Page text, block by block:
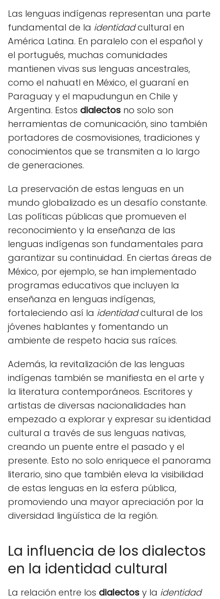
Las lenguas indígenas representan una parte
fundamental de la identidadcultural en
América Latina. En paralelo con el español y
el portugués, muchas comunidades
mantienen vivas sus lenguas ancestrales,
como el nahuatl en México, el guaraní en
Paraguay y el mapudungun en Chile y
Argentina. Estos dialectos no solo son
herramientas de comunicación, sino también
portadores de cosmovisiones, tradiciones y
conocimientos que se transmiten a lo largo
de generaciones.
La preservación de estas lenguas en un
mundo globalizado es un desafío constante.
Las políticas públicas que promueven el
reconocimiento y la enseñanza de las
lenguas indígenas son fundamentales para
garantizar su continuidad. En ciertas áreas de
México, por ejemplo, se han implementado
programas educativos que incluyen la
enseñanza en lenguas indígenas,
fortaleciendo así la identidadcultural de los
jóvenes hablantes y fomentando un
ambiente de respeto hacia sus raíces.
Además, la revitalización de las lenguas
indígenas también se manifiesta en el arte y
la literatura contemporáneos. Escritores y
artistas de diversas nacionalidades han
empezado a explorar y expresar su identidad
cultural a través de sus lenguas nativas,
creando un puente entre el pasado y el
presente. Esto no solo enriquece el panorama
literario, sino que también eleva la visibilidad
de estas lenguas en la esfera pública,
promoviendo una mayor apreciación por la
diversidad lingüística de la región.
La influencia de los dialectos
en la identidad cultural
La relación entre los dialectos y la identidad